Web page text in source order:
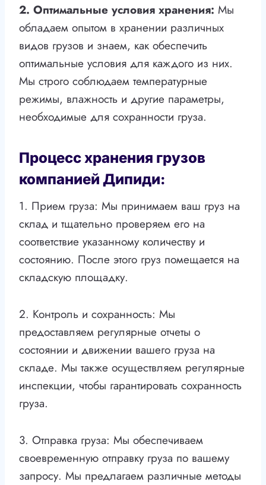
2. Оптимальные условия хранения: Мы
обладаем опытом в хранении различных
видов грузов и знаем, как обеспечить
оптимальные условия для каждого из них.
Мы строго соблюдаем температурные
режимы, влажность и другие параметры,
необходимые для сохранности груза.
Процесс хранения грузов
компанией Дипиди:
1. Прием груза: Мы принимаем ваш груз на
склад и тщательно проверяем его на
соответствие указанному количеству и
состоянию. После этого груз помещается на
складскую площадку.
2. Контроль и сохранность: Мы
предоставляем регулярные отчеты о
состоянии и движении вашего груза на
складе. Мы также осуществляем регулярные
инспекции, чтобы гарантировать сохранность
груза.
3. Отправка груза: Мы обеспечиваем
своевременную отправку груза по вашему
запросу. Мы предлагаем различные методы